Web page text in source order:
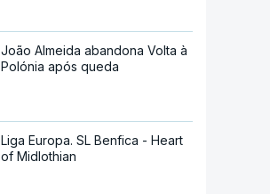
João Almeida abandona Volta à
Polónia após queda
Liga Europa. SL Benfica - Heart
of Midlothian